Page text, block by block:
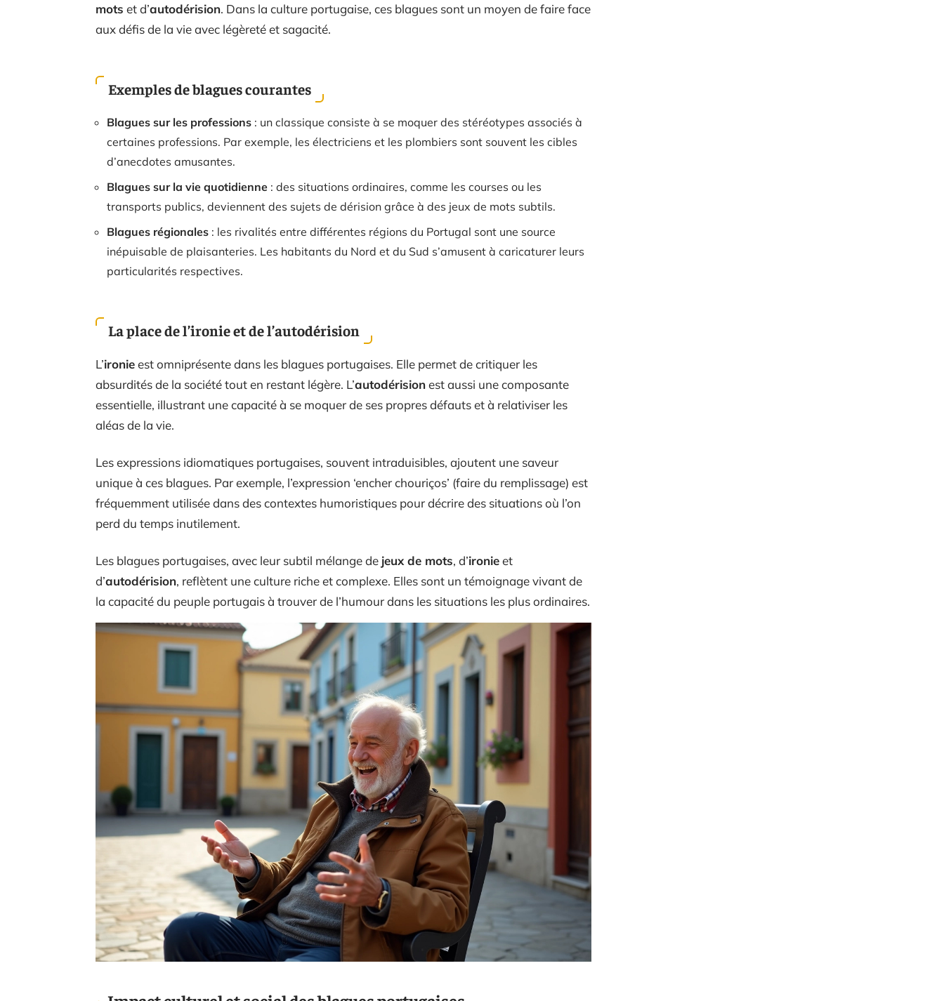
mots et d’autodérision. Dans la culture portugaise, ces blagues sont un moyen de faire face
aux défis de la vie avec légèreté et sagacité.
Exemples de blagues courantes
Blagues sur les professions : un classique consiste à se moquer des stéréotypes associés à
certaines professions. Par exemple, les électriciens et les plombiers sont souvent les cibles
d’anecdotes amusantes.
Blagues sur la vie quotidienne : des situations ordinaires, comme les courses ou les
transports publics, deviennent des sujets de dérision grâce à des jeux de mots subtils.
Blagues régionales : les rivalités entre différentes régions du Portugal sont une source
inépuisable de plaisanteries. Les habitants du Nord et du Sud s’amusent à caricaturer leurs
particularités respectives.
La place de l’ironie et de l’autodérision
L’ironieest omniprésente dans les blagues portugaises. Elle permet de critiquer les
absurdités de la société tout en restant légère. L’autodérisionest aussi une composante
essentielle, illustrant une capacité à se moquer de ses propres défauts et à relativiser les
aléas de la vie.
Les expressions idiomatiques portugaises, souvent intraduisibles, ajoutent une saveur
unique à ces blagues. Par exemple, l’expression ‘encher chouriços’ (faire du remplissage) est
fréquemment utilisée dans des contextes humoristiques pour décrire des situations où l’on
perd du temps inutilement.
Les blagues portugaises, avec leur subtil mélange de jeux de mots, d’ironieet
d’autodérision, reflètent une culture riche et complexe. Elles sont un témoignage vivant de
la capacité du peuple portugais à trouver de l’humour dans les situations les plus ordinaires.